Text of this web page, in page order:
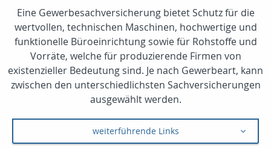
Eine Gewerbesachversicherung bietet Schutz für die
wertvollen, technischen Maschinen, hochwertige und
funktionelle Büroeinrichtung sowie für Rohstoffe und
Vorräte, welche für produzierende Firmen von
existenzieller Bedeutung sind. Je nach Gewerbeart, kann
zwischen den unterschiedlichsten Sachversicherungen
ausgewählt werden.
weiterführende Links